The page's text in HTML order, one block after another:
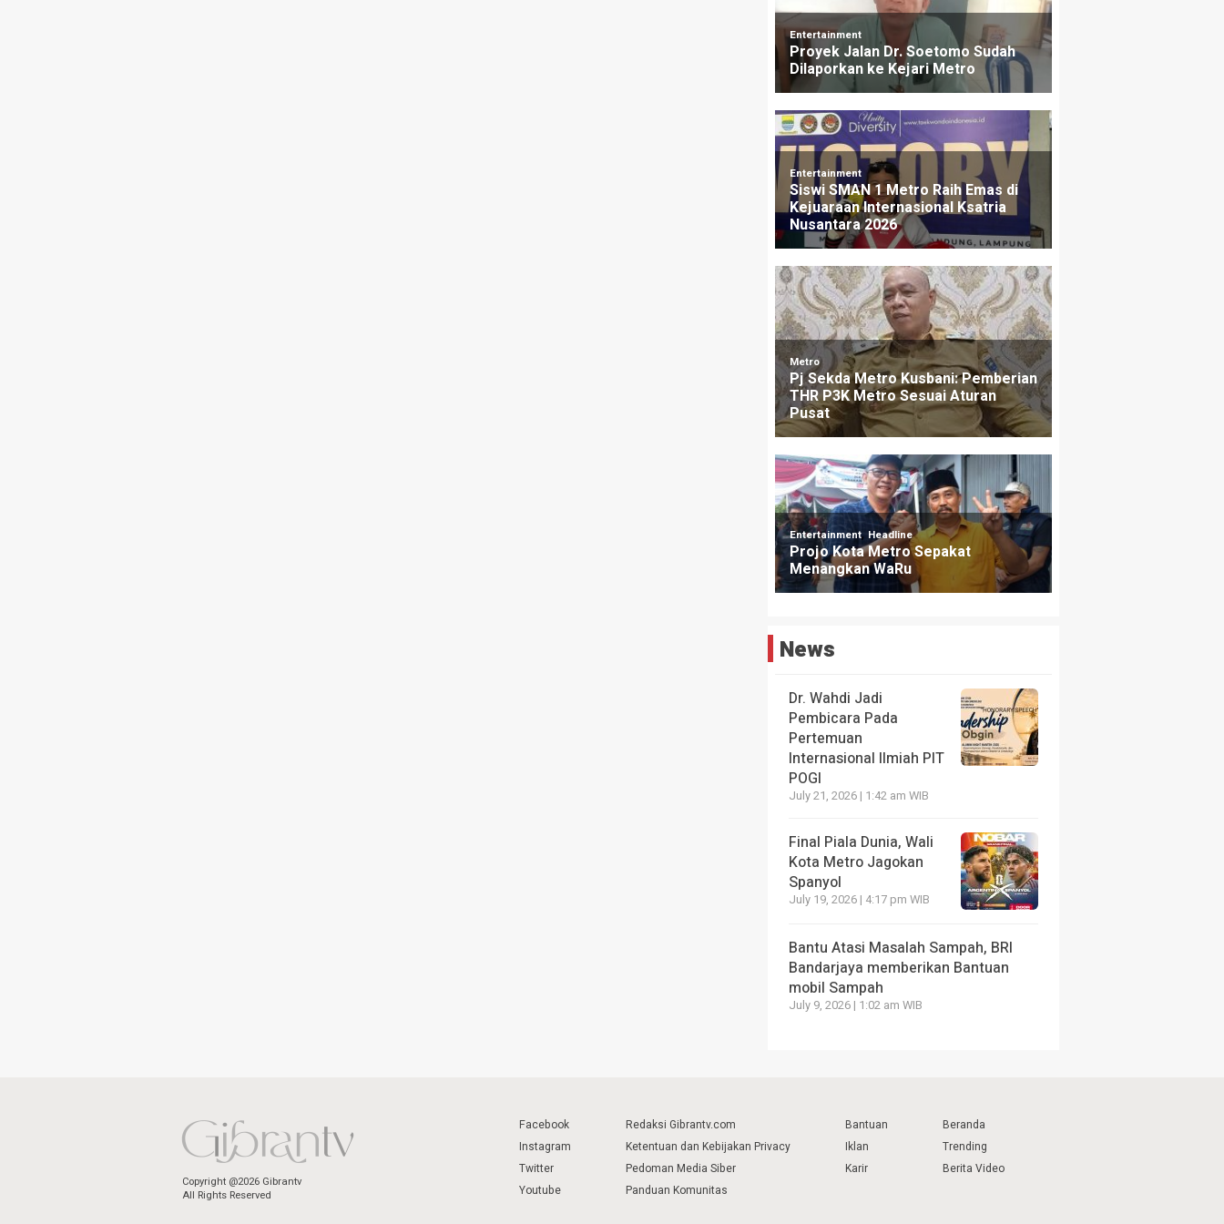
News
Dr. Wahdi Jadi
Pembicara Pada
Pertemuan
Internasional Ilmiah PIT
POGI
July 21, 2026 | 1:42 am WIB
Final Piala Dunia, Wali
Kota Metro Jagokan
Spanyol
July 19, 2026 | 4:17 pm WIB
Bantu Atasi Masalah Sampah, BRI
Bandarjaya memberikan Bantuan
mobil Sampah
July 9, 2026 | 1:02 am WIB
Copyright @2026 Gibrantv
All Rights Reserved
Facebook
Instagram
Twitter
Youtube
Redaksi Gibrantv.com
Ketentuan dan Kebijakan Privacy
Pedoman Media Siber
Panduan Komunitas
Bantuan
Iklan
Karir
Beranda
Trending
Berita Video